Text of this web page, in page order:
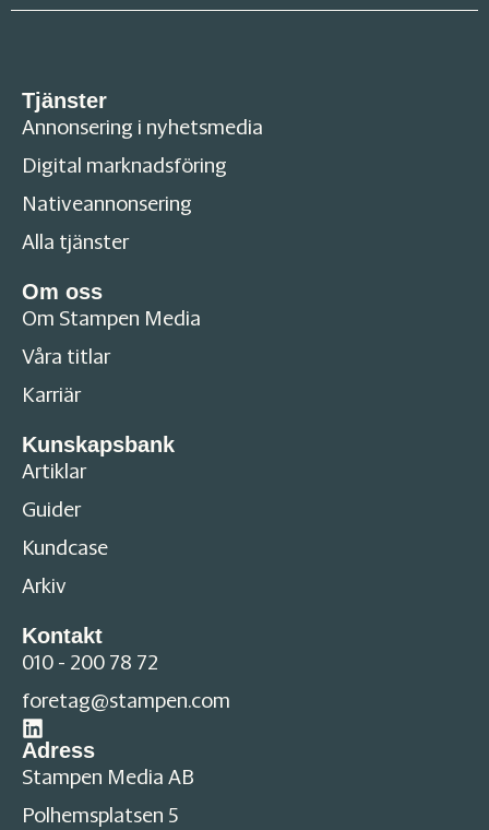
Tjänster
Annonsering i nyhetsmedia
Digital marknadsföring
Nativeannonsering
Alla tjänster
Om oss
Om Stampen Media
Våra titlar
Karriär
Kunskapsbank
Artiklar
Guider
Kundcase
Arkiv
Kontakt
010 - 200 78 72
foretag@stampen.com
Adress
Stampen Media AB
Polhemsplatsen 5